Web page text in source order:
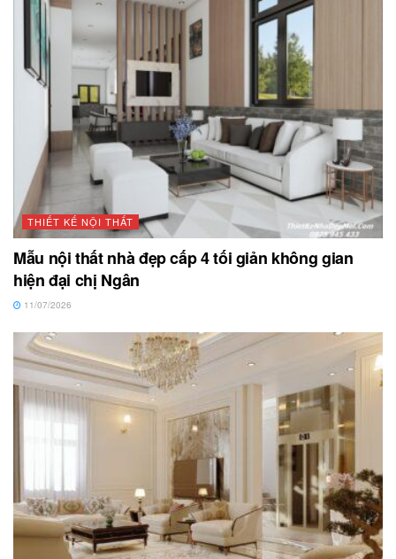
THIẾT KẾ NỘI THẤT
Mẫu nội thất nhà đẹp cấp 4 tối giản không gian
hiện đại chị Ngân
11/07/2026